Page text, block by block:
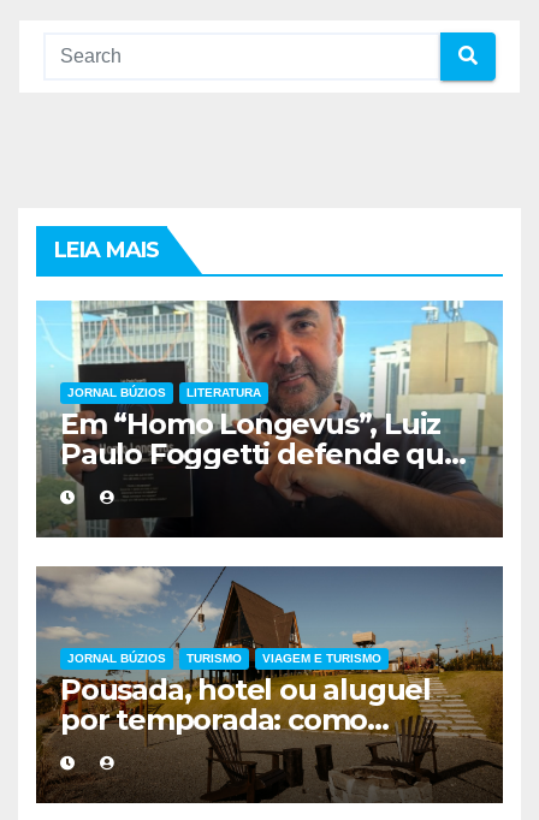
LEIA MAIS
JORNAL BÚZIOS LITERATURA
Em “Homo Longevus”, Luiz
Paulo Foggetti defende que
viver mais exigirá uma nova
forma de encarar a vida
JORNAL BÚZIOS TURISMO VIAGEM E TURISMO
Pousada, hotel ou aluguel
por temporada: como
escolher a melhor
hospedagem